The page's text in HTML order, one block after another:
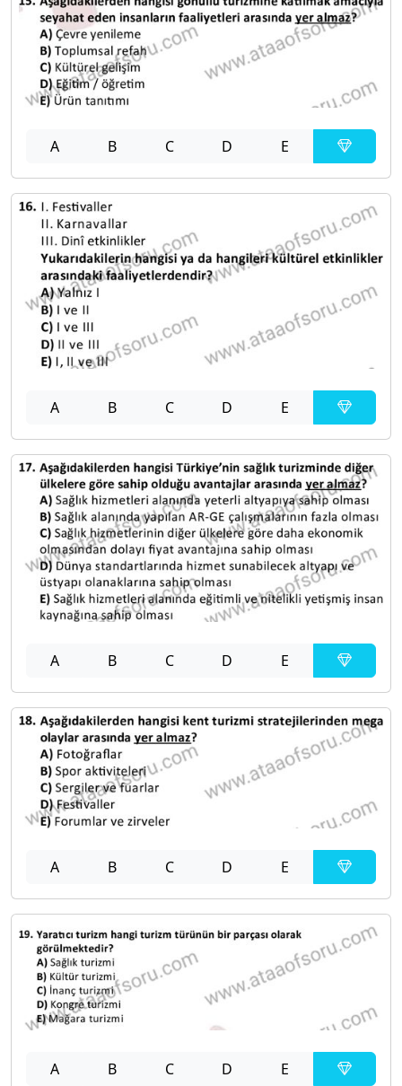
A B C D E
A B C D E
A B C D E
A B C D E
A B C D E